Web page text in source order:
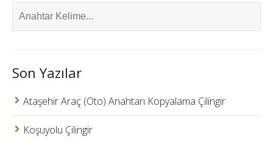
Son Yazılar
Ataşehir Araç (Oto) Anahtarı Kopyalama Çilingir
Koşuyolu Çilingir